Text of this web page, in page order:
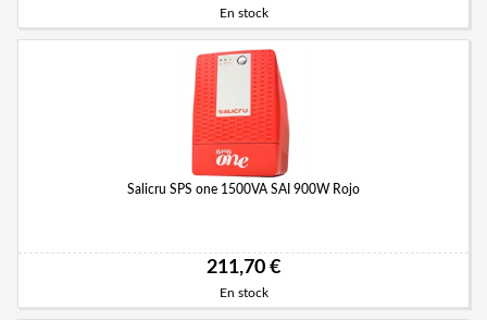
En stock
Salicru SPS one 1500VA SAI 900W Rojo
211,70 €
En stock